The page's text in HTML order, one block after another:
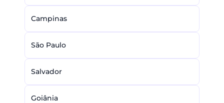
Campinas
São Paulo
Salvador
Goiânia